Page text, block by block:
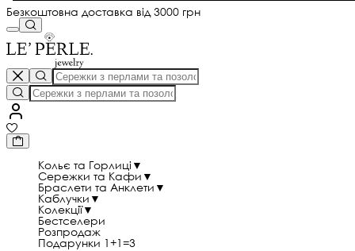
Безкоштовна доставка від 3000 грн
Кольє та Горлиці ▼
Сережки та Кафи ▼
Браслети та Анклети ▼
Каблучки ▼
Колекції▼
Бестселери
Розпродаж
Подарунки 1+1=3